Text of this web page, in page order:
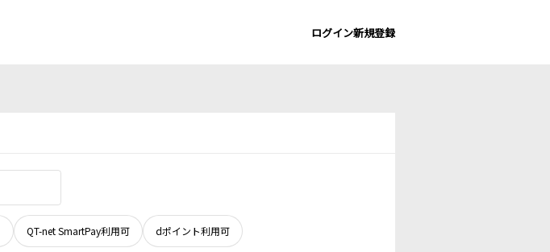
ログイン新規登録
QT-net SmartPay利用可 dポイント利用可